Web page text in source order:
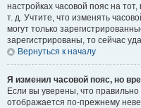
настройках часовой пояс на
т. д. Учтите, что изменять
могут только
зарегистрированы, то сейчас
Вернуться к началу
Я изменил часовой пояс, но
Если вы уверены, что
отображается по-прежнему